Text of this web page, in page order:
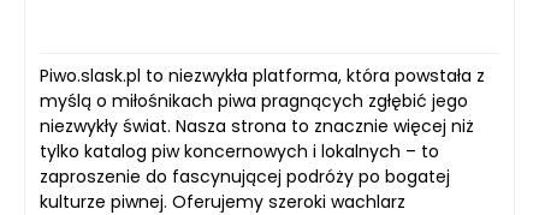
Piwo.slask.pl to niezwykła platforma, która powstała z
myślą o miłośnikach piwa pragnących zgłębić jego
niezwykły świat. Nasza strona to znacznie więcej niż
tylko katalog piw koncernowych i lokalnych – to
zaproszenie do fascynującej podróży po bogatej
kulturze piwnej. Oferujemy szeroki wachlarz